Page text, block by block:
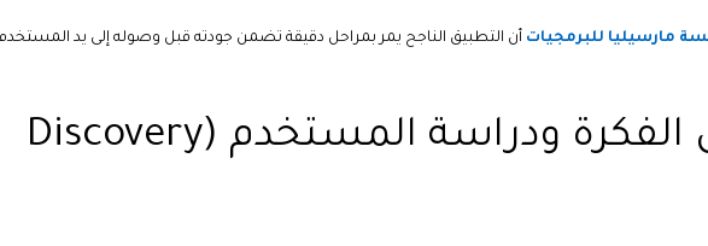
مارسيليا للبرمجيات أن التطبيق الناجح يمر بمراحل دقيقة تضمن جودته قبل وصوله إلى يد
1. تحليل الفكرة ودراسة المستخدم (Discovery